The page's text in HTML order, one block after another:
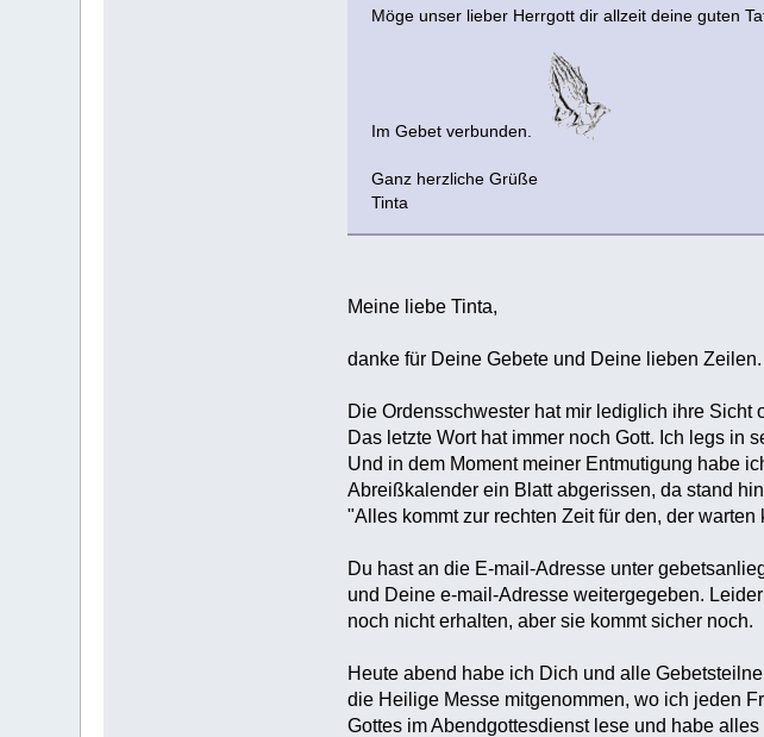
Möge unser lieber Herrgott dir allzeit deine guten
Im Gebet verbunden.
Ganz herzliche Grüße
Tinta
Meine liebe Tinta,
danke für Deine Gebete und Deine lieben Zeilen.
Die Ordensschwester hat mir lediglich ihre Sicht
Das letzte Wort hat immer noch Gott. Ich legs in
Und in dem Moment meiner Entmutigung habe
Abreißkalender ein Blatt abgerissen, da stand
"Alles kommt zur rechten Zeit für den, der warten
Du hast an die E-mail-Adresse unter
und Deine e-mail-Adresse weitergegeben.
noch nicht erhalten, aber sie kommt sicher noch.
Heute abend habe ich Dich und alle
die Heilige Messe mitgenommen, wo ich jeden
Gottes im Abendgottesdienst lese und habe